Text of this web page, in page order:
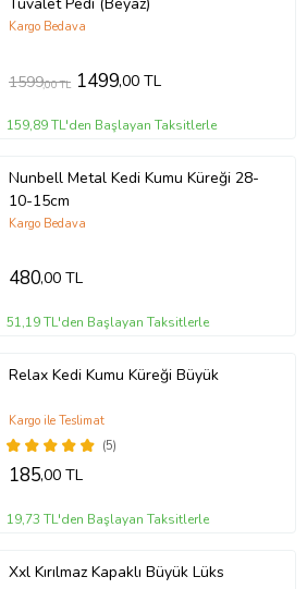
Kargo Bedava
1599,00 TL 1499,00 TL
159,89 TL'den Başlayan Taksitlerle
Nunbell Metal Kedi Kumu Küreği 28-
10-15cm
Kargo Bedava
480,00 TL
51,19 TL'den Başlayan Taksitlerle
Relax Kedi Kumu Küreği Büyük
(5)
Kargo ile Teslimat
185,00 TL
19,73 TL'den Başlayan Taksitlerle
Xxl Kırılmaz Kapaklı Büyük Lüks